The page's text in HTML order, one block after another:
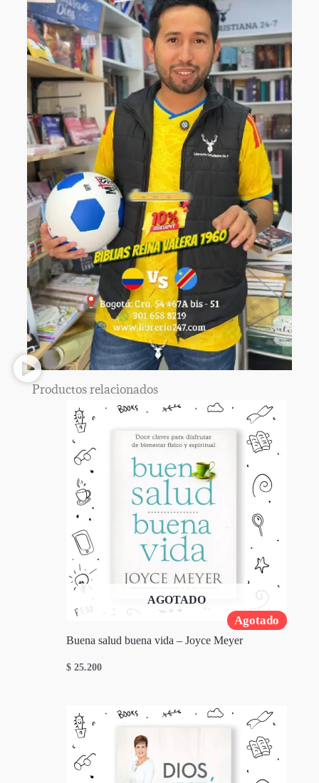
Productos relacionados
Agotado
AGOTADO
Buena salud buena vida – Joyce Meyer
$ 25.200